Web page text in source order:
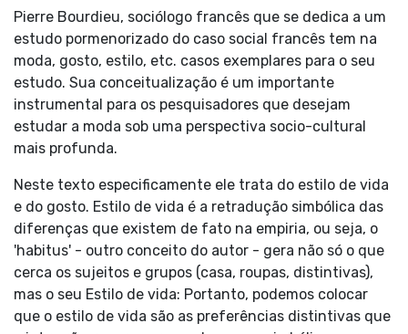
Pierre Bourdieu, sociólogo francês que se dedica a um
estudo pormenorizado do caso social francês tem na
moda, gosto, estilo, etc. casos exemplares para o seu
estudo. Sua conceitualização é um importante
instrumental para os pesquisadores que desejam
estudar a moda sob uma perspectiva socio-cultural
mais profunda.
Neste texto especificamente ele trata do estilo de vida
e do gosto. Estilo de vida é a retradução simbólica das
diferenças que existem de fato na empiria, ou seja, o
'habitus' - outro conceito do autor - gera não só o que
cerca os sujeitos e grupos (casa, roupas, distintivas),
mas o seu Estilo de vida: Portanto, podemos colocar
que o estilo de vida são as preferências distintivas que